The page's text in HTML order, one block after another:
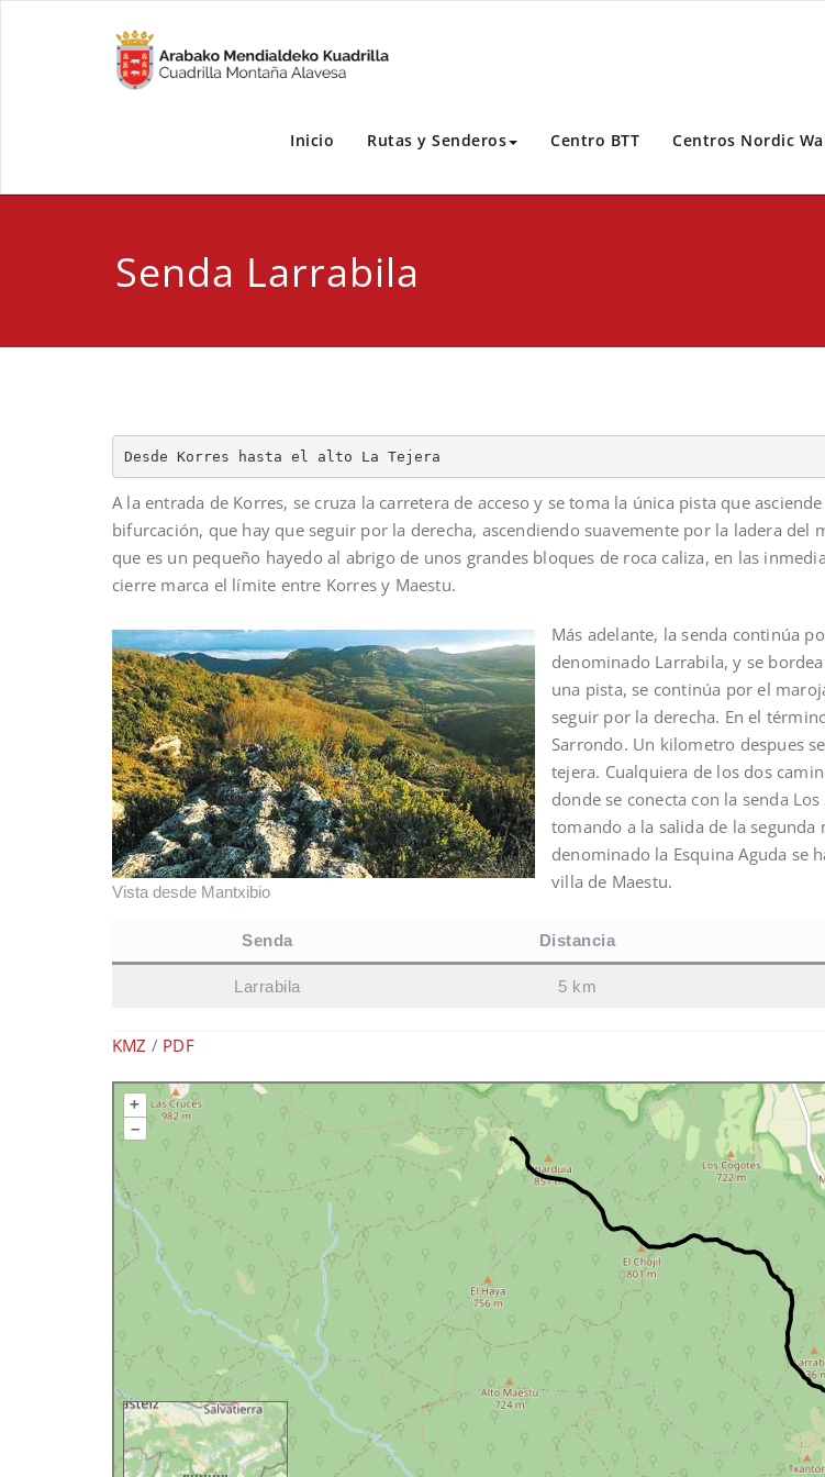
Inicio Rutas y Senderos Centro BTT Centros Nordic
Senda Larrabila
Desde Korres hasta el alto La Tejera
A la entrada de Korres, se cruza la carretera de acceso y se toma la única pista que
bifurcación, que hay que seguir por la derecha, ascendiendo suavemente por la ladera del
que es un pequeño hayedo al abrigo de unos grandes bloques de roca caliza, en las
cierre marca el límite entre Korres y Maestu.
Vista desde Mantxibio
Más adelante, la senda continúa
denominado Larrabila, y se
una pista, se continúa por el
seguir por la derecha. En el
Sarrondo. Un kilometro despues
tejera. Cualquiera de los dos
donde se conecta con la senda
tomando a la salida de la
denominado la Esquina Aguda se
villa de Maestu.
Senda Distancia
Larrabila 5 km
KMZ / PDF
+
–